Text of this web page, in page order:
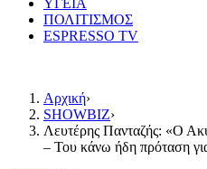
ΥΓΕΙΑ
ΠΟΛΙΤΙΣΜΟΣ
ESPRESSO TV
Αρχική›
SHOWBIZ›
Λευτέρης Πανταζής: «Ο
– Του κάνω ήδη πρόταση